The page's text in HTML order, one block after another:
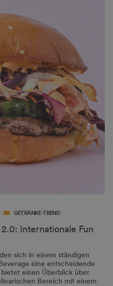
GETRÄNKE-TREND
Internationale Fun
sich in einem ständigen
eine entscheidende
bietet einen Überblick über
Bereich mit einem